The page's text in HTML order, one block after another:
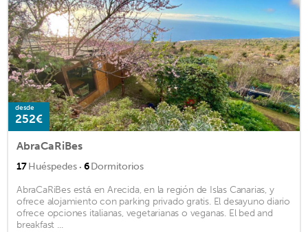
desde
252€
AbraCaRiBes
17Huéspedes · 6Dormitorios
AbraCaRiBes está en Arecida, en la región de Islas Canarias, y
ofrece alojamiento con parking privado gratis. El desayuno diario
ofrece opciones italianas, vegetarianas o veganas. El bed and
breakfast ...